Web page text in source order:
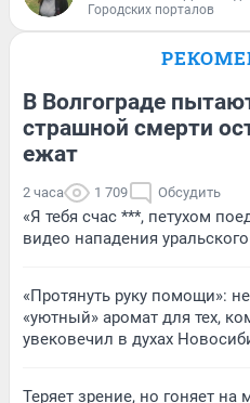
Городских порталов
В Волгограде
страшной смерти
ежат
2 часа 1 709 Обсудить
«Я тебя счас ***, петухом
видео нападения
«Протянуть руку помощи»:
«уютный» аромат для тех,
увековечил в духах
Теряет зрение, но гоняет на